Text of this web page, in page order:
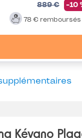
889 € -10
78 € remboursés
Kévano